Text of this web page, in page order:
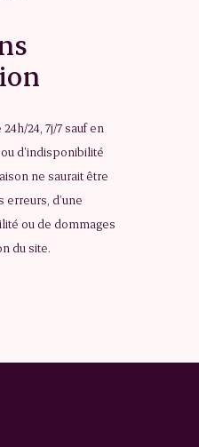
24, 7j/7 sauf en
d’indisponibilité
ne saurait être
d’une
ou de dommages
du site.